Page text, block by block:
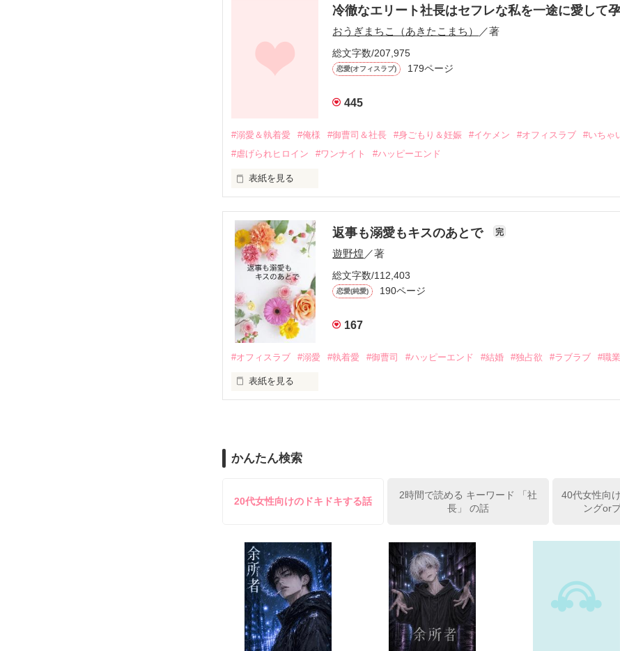
しかし、ある出来事をきっかけに二人の関係は壊れてしまう。
関係修復もできないまま、美桜は両親の離婚によって
引っ越すことになり、哲平とも離れ離れになった。
そして、ひょんなことから
酔った勢いで一夜を共にしてしまった。
さらに、美桜が初めてだと知った哲平は
甘やかしてくる。
そんなある日、哲平は美桜がストーカー被害に
遭っていることを知る。
美桜を守るため、哲平は同居を提案してきて――。
夏木美桜(なつきみお)
✕
鳴海哲平 (なるみてっぺい)
止まっていたはずの二人の時間が、再び動き出す。
作品を読む
冷徹なエリート社長はセフレな私を一途に愛して
おうぎまちこ（あきたこまち） ／著
総文字数/207,975
恋愛(オフィスラブ) 179ページ
445
#溺愛＆執着愛 #俺様 #御曹司＆社長 #身ごもり＆妊娠 #イケメン #オフィスラブ
#いちゃ
#虐げられヒロイン
#ワンナイト #ハッピーエンド
表紙を見る
帰国後、美桜は新しい職場でワンナイトした美青年と再会。なんと彼の正体は、とあ
も関わらず、一族を離れて起業した新進気鋭の実業家、社内でも冷徹だと評判な社長
人だったのだ――！
なぜか恭司から飼い猫の世話係を命じられた美桜は、猫の世話を口実にしばしば呼
返事も溺愛もキスのあとで 完
遊野煌 ／著
総文字数/112,403
恋愛(純愛) 190ページ
167
#オフィスラブ #溺愛 #執着愛 #御曹司 #ハッピーエンド #結婚 #独占欲 #ラブラブ #職
表紙を見る
雪瀬鷹哉（29）が『──俺と結婚してくれないか』といきなりプロポーズをしてきた上
鷹哉『宜しくな、俺の雛子』🦅
シゴデキで冷徹な上司が見せる素顔は、なぜか想像以上に甘くて……🐥💓🦅
※表紙も作中使用の画像も全てフリー素材です。
※執筆期間2026.6.3〜7.20完結です。
※他サイトさんにて恋愛トレンド1位でした〜良かったら読んで頂けると嬉しいです。
かんたん検索
20代女性向けのドキドキする話
2時間で読める キーワード 「社
長」 の話
40代女性向
ングor